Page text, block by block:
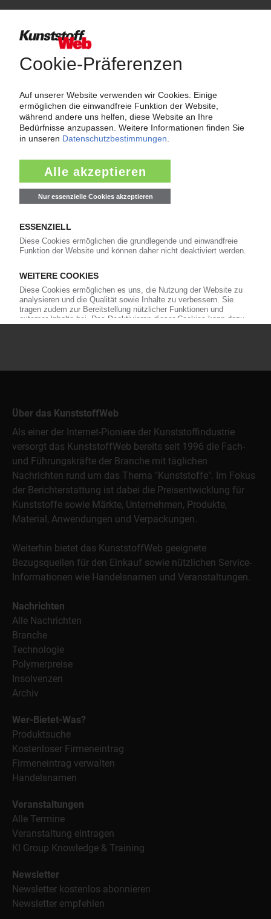
Per E-Mail weiterleiten
Veranstaltung als iCal-Eintrag importieren
Ansprechpartner
Kunststoff-Cluster Business Upper Austria - OÖ
Hafenstraße 47-51
AT - 4020 Linz
Sandra Nötstaller
Fax: +43 732 79810 - 5110
sandra.noetstaller@biz-up.at
www.kunststoff-cluster,at
Mehr zum Veranstalter
Über das KunststoffWeb
Als einer der Internet-Pioniere der Kunststoffindustrie
versorgt das KunststoffWeb bereits seit 1996 die Fach-
und Führungskräfte der Branche mit täglichen
Nachrichten rund um das Thema "Kunststoffe". Im Fokus
der Berichterstattung ist dabei die Preisentwicklung für
Kunststoffe sowie Märkte, Unternehmen, Produkte,
Material, Anwendungen und Verpackungen.
Weiterhin bietet das KunststoffWeb geeignete
Bezugsquellen für den Einkauf sowie nützlichen Service-
Informationen wie Handelsnamen und Veranstaltungen.
Nachrichten
Alle Nachrichten
Branche
Technologie
Polymerpreise
Insolvenzen
Archiv
Wer-Bietet-Was?
Produktsuche
Kostenloser Firmeneintrag
Firmeneintrag verwalten
Handelsnamen
Veranstaltungen
Alle Termine
Veranstaltung eintragen
KI Group Knowledge & Training
Newsletter
Newsletter kostenlos abonnieren
Newsletter empfehlen